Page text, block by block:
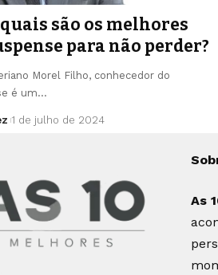
são os melhores
para não perder?
Morel Filho, conhecedor do
é um…
1 de julho de 2024
As